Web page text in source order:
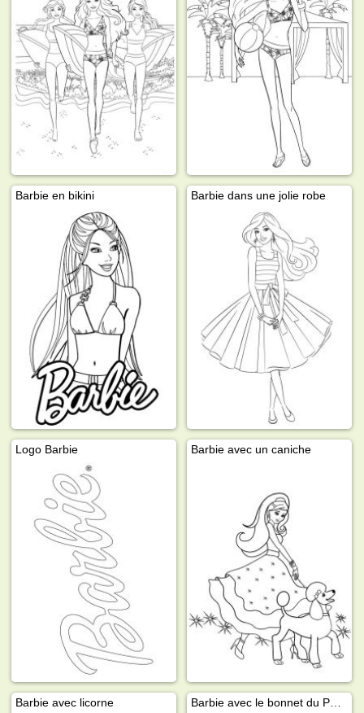
Barbie en bikini Barbie dans une jolie robe
Logo Barbie Barbie avec un caniche
Barbie avec licorne Barbie avec le bonnet du Père Noël